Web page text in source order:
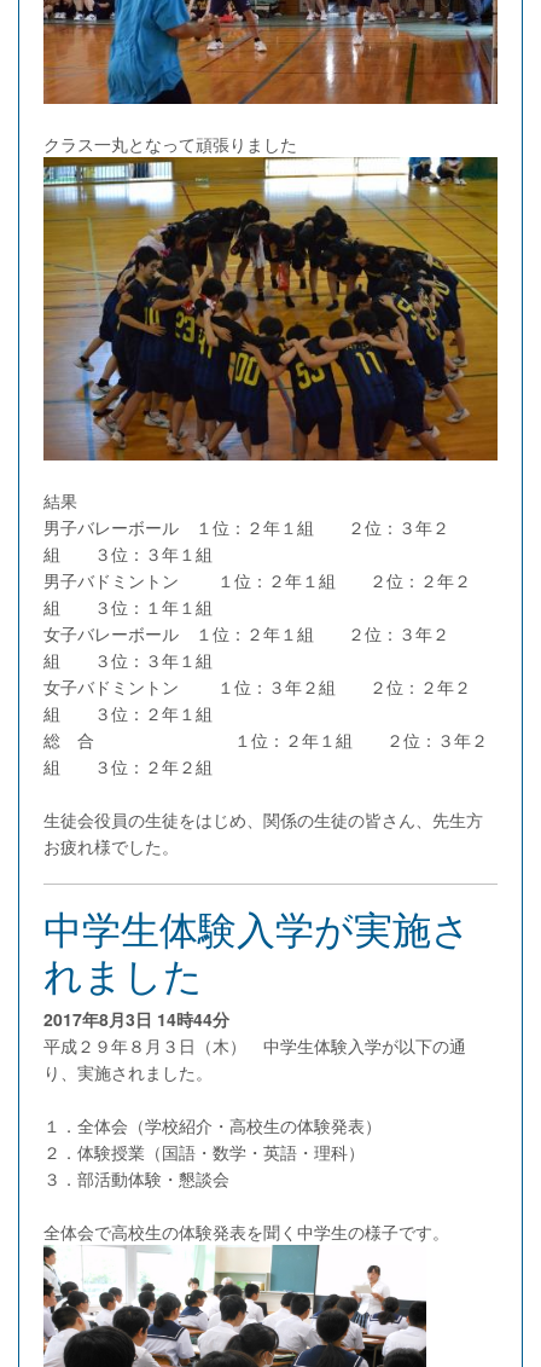
クラス一丸となって頑張りました
結果
男子バレーボール １位：２年１組 ２位：３年２
組 ３位：３年１組
男子バドミントン １位：２年１組 ２位：２年２
組 ３位：１年１組
女子バレーボール １位：２年１組 ２位：３年２
組 ３位：３年１組
女子バドミントン １位：３年２組 ２位：２年２
組 ３位：２年１組
総 合 １位：２年１組 ２位：３年２
組 ３位：２年２組
生徒会役員の生徒をはじめ、関係の生徒の皆さん、先生方
お疲れ様でした。
中学生体験入学が実施さ
れました
2017年8月3日 14時44分
平成２９年８月３日（木） 中学生体験入学が以下の通
り、実施されました。
１．全体会（学校紹介・高校生の体験発表）
２．体験授業（国語・数学・英語・理科）
３．部活動体験・懇談会
全体会で高校生の体験発表を聞く中学生の様子です。